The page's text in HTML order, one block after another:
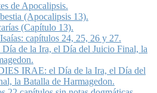
de Apocalipsis.
(Apocalipsis 13).
(Capítulo 13).
capítulos 24, 25, 26 y 27.
de la Ira, el Día del Juicio Final, la
IRAE: el Día de la Ira, el Día del
la Batalla de Harmagedon.